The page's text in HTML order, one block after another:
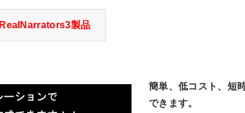
RealNarrators3製品
簡単、低コスト、短
できます。